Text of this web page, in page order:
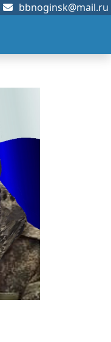
bbnoginsk@mail.ru